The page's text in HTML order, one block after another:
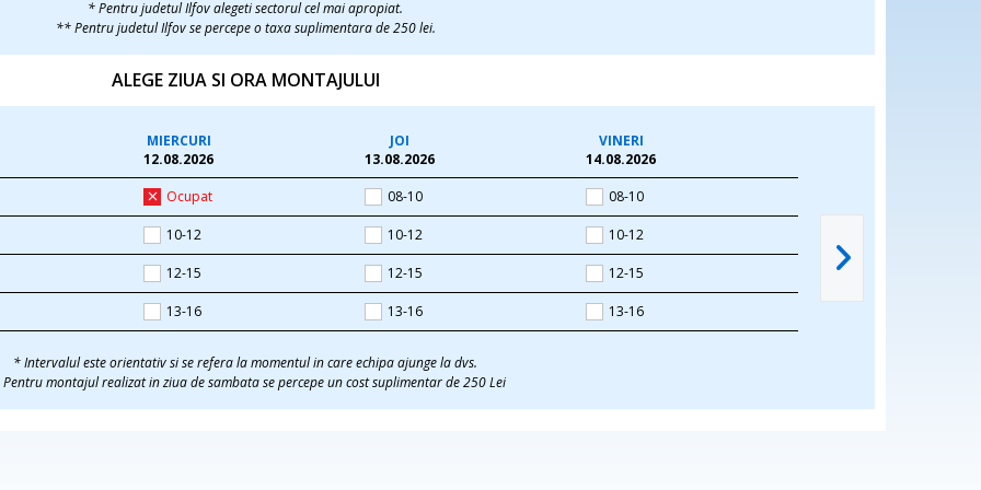
* Pentru judetul Ilfov alegeti sectorul cel mai apropiat.
** Pentru judetul Ilfov se percepe o taxa suplimentara de 250 lei.
ALEGE ZIUA SI ORA MONTAJULUI
MIERCURI
12.08.2026
JOI
13.08.2026
VINERI
14.08.2026
Ocupat
08-10 08-10
10-12 10-12 10-12
12-15 12-15 12-15
13-16 13-16 13-16
* Intervalul este orientativ si se refera la momentul in care echipa ajunge la dvs.
montajul realizat in ziua de sambata se percepe un cost suplimentar de 250 Lei